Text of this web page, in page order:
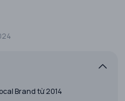
Brand từ 2014